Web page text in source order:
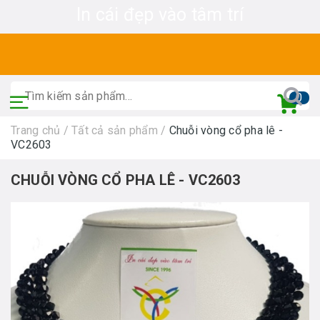
0
Trang chủ / Tất cả sản phẩm / Chuỗi vòng cổ pha lê -
VC2603
CHUỖI VÒNG CỔ PHA LÊ - VC2603